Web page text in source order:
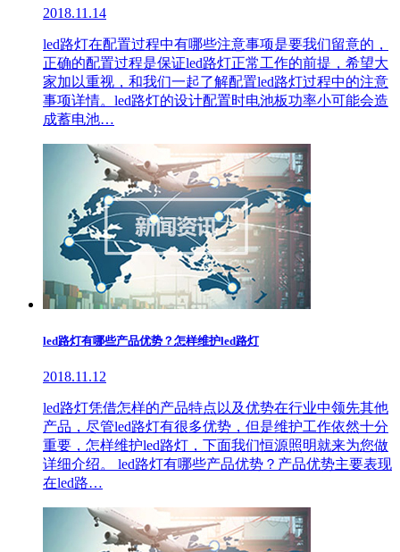
2018.11.14
led路灯在配置过程中有哪些注意事项是要我们留意的，
正确的配置过程是保证led路灯正常工作的前提，希望大
家加以重视，和我们一起了解配置led路灯过程中的注意
事项详情。led路灯的设计配置时电池板功率小可能会造
成蓄电池…
led路灯有哪些产品优势？怎样维护led路灯
2018.11.12
led路灯凭借怎样的产品特点以及优势在行业中领先其他
产品，尽管led路灯有很多优势，但是维护工作依然十分
重要，怎样维护led路灯，下面我们恒源照明就来为您做
详细介绍。 led路灯有哪些产品优势？产品优势主要表现
在led路…